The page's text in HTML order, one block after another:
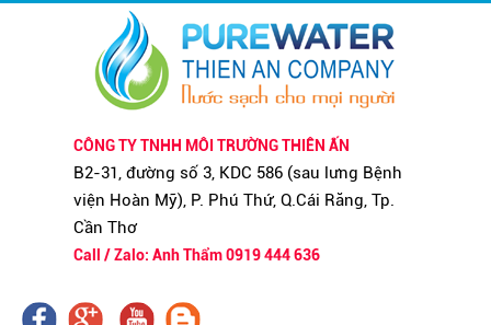
CÔNG TY TNHH MÔI TRƯỜNG THIÊN ẤN
B2-31, đường số 3, KDC 586 (sau lưng Bệnh
viện Hoàn Mỹ), P. Phú Thứ, Q.Cái Răng, Tp.
Cần Thơ
Call / Zalo: Anh Thẩm 0919 444 636